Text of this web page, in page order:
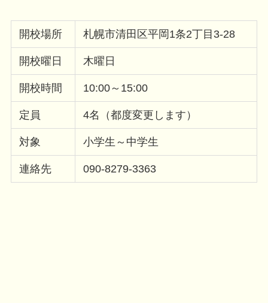
開校場所 札幌市清田区平岡1条2丁目3-28
開校曜日 木曜日
開校時間 10:00～15:00
定員 4名（都度変更します）
対象 小学生～中学生
連絡先 090-8279-3363